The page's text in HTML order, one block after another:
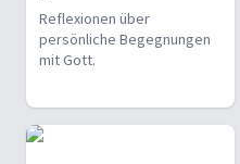
Reflexionen über
persönliche Begegnungen
mit Gott.